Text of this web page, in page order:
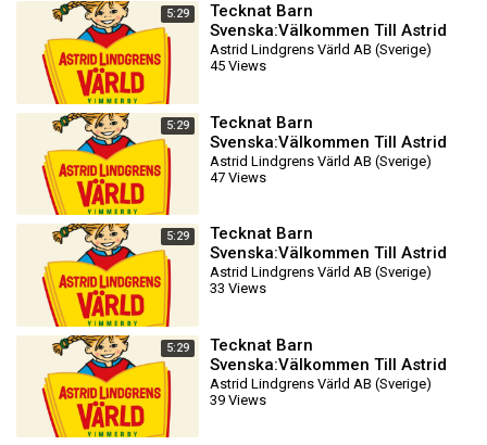
5:29
Tecknat Barn
Svenska:Välkommen Till Astrid
Lindgrens Värld AB (1981-2024)
DVDRIPPEN (Svenska) Filmtr
Astrid Lindgrens Värld AB (Sverige)
45 Views
5:29
Tecknat Barn
Svenska:Välkommen Till Astrid
Lindgrens Värld AB (1981-2024)
DVDRIPPEN (Svenska) Filmtr
Astrid Lindgrens Värld AB (Sverige)
47 Views
5:29
Tecknat Barn
Svenska:Välkommen Till Astrid
Lindgrens Värld AB (1981-2024)
DVDRIPPEN (Svenska) Filmtr
Astrid Lindgrens Värld AB (Sverige)
33 Views
5:29
Tecknat Barn
Svenska:Välkommen Till Astrid
Lindgrens Värld AB (1981-2024)
DVDRIPPEN (Svenska) Filmtr
Astrid Lindgrens Värld AB (Sverige)
39 Views